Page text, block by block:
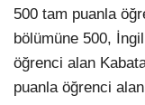
500 tam puanla
bölümüne 500,
öğrenci alan
puanla öğrenci